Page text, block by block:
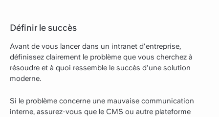
Définir le succès
Avant de vous lancer dans un intranet d'entreprise,
définissez clairement le problème que vous cherchez à
résoudre et à quoi ressemble le succès d'une solution
moderne.
Si le problème concerne une mauvaise communication
interne, assurez-vous que le CMS ou autre plateforme